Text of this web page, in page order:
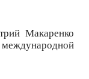
Макаренко
международной